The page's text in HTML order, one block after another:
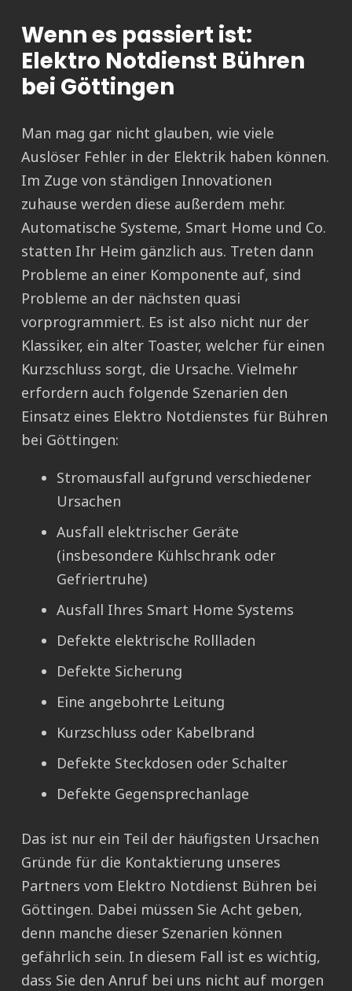
Wenn es passiert ist:
Elektro Notdienst Bühren
bei Göttingen
Man mag gar nicht glauben, wie viele
Auslöser Fehler in der Elektrik haben können.
Im Zuge von ständigen Innovationen
zuhause werden diese außerdem mehr.
Automatische Systeme, Smart Home und Co.
statten Ihr Heim gänzlich aus. Treten dann
Probleme an einer Komponente auf, sind
Probleme an der nächsten quasi
vorprogrammiert. Es ist also nicht nur der
Klassiker, ein alter Toaster, welcher für einen
Kurzschluss sorgt, die Ursache. Vielmehr
erfordern auch folgende Szenarien den
Einsatz eines Elektro Notdienstes für Bühren
bei Göttingen:
Stromausfall aufgrund verschiedener
Ursachen
Ausfall elektrischer Geräte
(insbesondere Kühlschrank oder
Gefriertruhe)
Ausfall Ihres Smart Home Systems
Defekte elektrische Rollladen
Defekte Sicherung
Eine angebohrte Leitung
Kurzschluss oder Kabelbrand
Defekte Steckdosen oder Schalter
Defekte Gegensprechanlage
Das ist nur ein Teil der häufigsten Ursachen
Gründe für die Kontaktierung unseres
Partners vom Elektro Notdienst Bühren bei
Göttingen. Dabei müssen Sie Acht geben,
denn manche dieser Szenarien können
gefährlich sein. In diesem Fall ist es wichtig,
dass Sie den Anruf bei uns nicht auf morgen